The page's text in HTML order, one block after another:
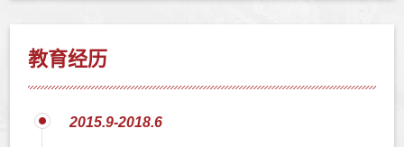
教育经历
2015.9-2018.6